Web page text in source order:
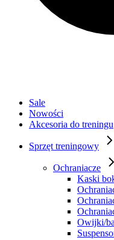
Sale
Nowości
Akcesoria do treningu
Sprzęt treningowy
Ochraniacze
Kaski
Owijki/